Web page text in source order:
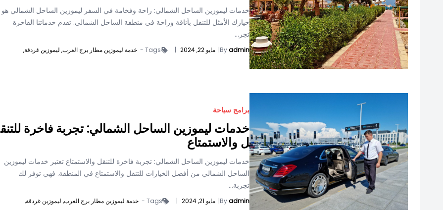
خدمات ليموزين الساحل الشمالي: راحة وفخامة في السفر ليموزين الساحل الشمالي هو
خيارك الأمثل للتنقل بأناقة وراحة في منطقة الساحل الشمالي. تقدم خدماتنا الفاخرة
تجر...
Byadmin
| مايو 22, 2024 |
Tags - خدمة ليموزين مطار برج العرب, ليموزين غردقة,
برامج سياحة
خدمات ليموزين الساحل الشمالي: تجربة فاخرة للتنق
ل والاستمتاع
خدمات ليموزين الساحل الشمالي: تجربة فاخرة للتنقل والاستمتاع تعتبر خدمات ليموزين
الساحل الشمالي من أفضل الخيارات للتنقل والاستمتاع في المنطقة. فهي توفر لك
تجربة...
Byadmin
| مايو 21, 2024 |
Tags - خدمة ليموزين مطار برج العرب, ليموزين غردقة,